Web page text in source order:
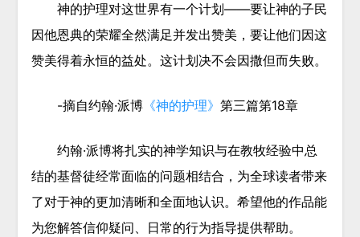
神的护理对这世界有一个计划——要让神的子民
因他恩典的荣耀全然满足并发出赞美，要让他们因这
赞美得着永恒的益处。这计划决不会因撒但而失败。
-摘自约翰·派博《神的护理》 第三篇第18章
约翰·派博将扎实的神学知识与在教牧经验中总
结的基督徒经常面临的问题相结合，为全球读者带来
了对于神的更加清晰和全面地认识。希望他的作品能
为您解答信仰疑问、日常的行为指导提供帮助。